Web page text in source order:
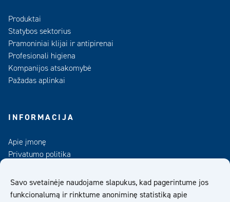
Savo svetainėje naudojame slapukus, kad pagerintume jos
funkcionalumą ir rinktume anoniminę statistiką apie
Produktai
Statybos sektorius
Pramoniniai klijai ir antipirenai
Profesionali higiena
Kompanijos atsakomybė
Pažadas aplinkai
INFORMACIJA
Apie įmonę
Privatumo politika
Duomenų bankas